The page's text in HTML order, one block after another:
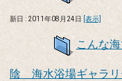
新日 : 2011年08月24日 [表示]
こんな
陰 海水浴場ギャラリ